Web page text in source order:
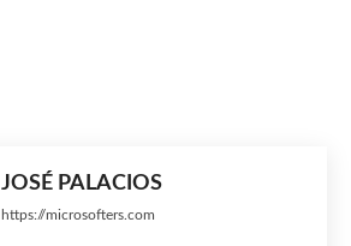
JOSÉ PALACIOS
https://microsofters.com